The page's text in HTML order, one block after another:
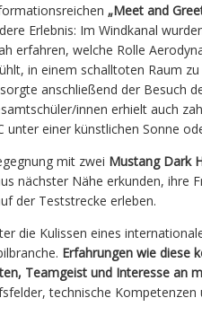
„Meet and
Erlebnis: Im Windkanal
erfahren, welche Rolle
in einem schalltoten Raum
anschließend der Besuch
innen erhielt auch
einer künstlichen Sonne
mit zwei Mustang Dark
nächster Nähe erkunden, ihre
der Teststrecke erleben.
die Kulissen eines
Erfahrungen wie diese
Teamgeist und Interesse an
technische